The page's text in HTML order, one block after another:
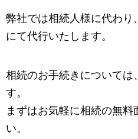
弊社では相続人様に代わり
にて代行いたします。
相続のお手続きについては
す。
まずはお気軽に相続の無
い。